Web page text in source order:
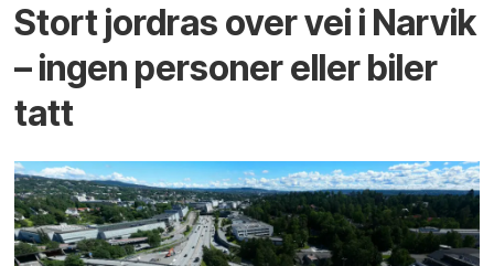
Stort jordras over vei i Narvik
– ingen personer eller biler
tatt